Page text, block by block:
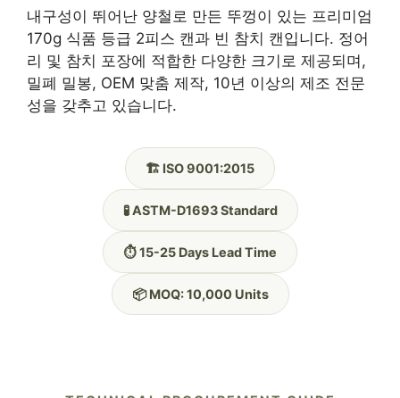
내구성이 뛰어난 양철로 만든 뚜껑이 있는 프리미엄
170g 식품 등급 2피스 캔과 빈 참치 캔입니다. 정어
리 및 참치 포장에 적합한 다양한 크기로 제공되며,
밀폐 밀봉, OEM 맞춤 제작, 10년 이상의 제조 전문
성을 갖추고 있습니다.
🏗️ ISO 9001:2015
🧪 ASTM-D1693 Standard
⏱️ 15-25 Days Lead Time
📦 MOQ: 10,000 Units